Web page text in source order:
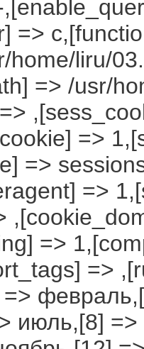
=>
home/liru/
=> /usr/
=>
=>
=>
=>
=>
июль,[8] =>